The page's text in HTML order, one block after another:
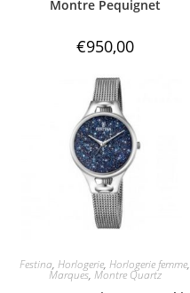
Montre Pequignet
€950,00
Festina,Horlogerie,Horlogerie femme,
Marques, Montre Quartz